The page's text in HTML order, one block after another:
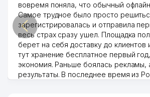
вовремя поняла, что обычный офлайн
Самое трудное было просто
зарегистрировалась и отправила
весь страх сразу ушел. Площадка
берет на себя доставку до
тут хранение бесплатное первый
экономия. Раньше боялась рекламы,
результаты. В последнее время из